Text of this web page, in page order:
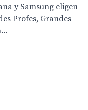
y Samsung eligen
Profes, Grandes